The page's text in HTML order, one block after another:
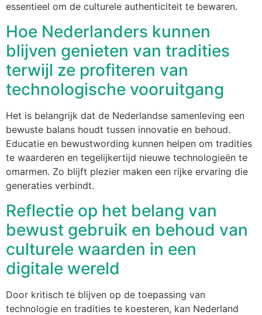
essentieel om de culturele authenticiteit te bewaren.
Hoe Nederlanders kunnen
blijven genieten van tradities
terwijl ze profiteren van
technologische vooruitgang
Het is belangrijk dat de Nederlandse samenleving een
bewuste balans houdt tussen innovatie en behoud.
Educatie en bewustwording kunnen helpen om tradities
te waarderen en tegelijkertijd nieuwe technologieën te
omarmen. Zo blijft plezier maken een rijke ervaring die
generaties verbindt.
Reflectie op het belang van
bewust gebruik en behoud van
culturele waarden in een
digitale wereld
Door kritisch te blijven op de toepassing van
technologie en tradities te koesteren, kan Nederland